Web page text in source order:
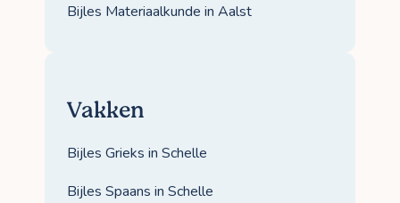
Bijles Materiaalkunde in Aalst
Vakken
Bijles Grieks in Schelle
Bijles Spaans in Schelle